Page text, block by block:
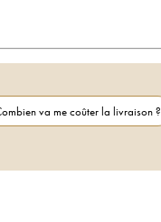
va me coûter la livraison ?